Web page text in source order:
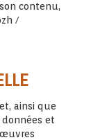
contenu,
/
ainsi que
et